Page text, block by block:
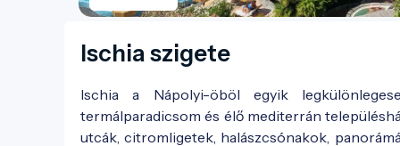
Ischia szigete
Ischia a Nápolyi-öböl egyik
termálparadicsom és élő mediterrán
utcák, citromligetek, halászcsónakok,